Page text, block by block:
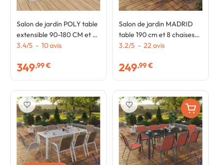
Salon de jardin POLY table
extensible 90-180 CM et 8
chaises blanc et gris
3.4/5 - 10avis
349,99 €
Salon de jardin MADRID
table 190 cm et 8 chaises
empilables mix color bleu,
3.2/5 - 22 avis
249,99 €
favorite_border favorite_border